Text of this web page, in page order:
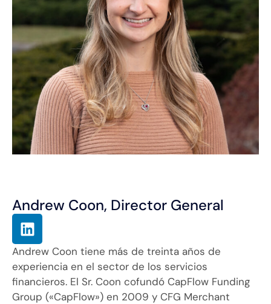
Andrew Coon, Director General
Andrew Coon tiene más de treinta años de
experiencia en el sector de los servicios
financieros. El Sr. Coon cofundó CapFlow Funding
Group («CapFlow») en 2009 y CFG Merchant